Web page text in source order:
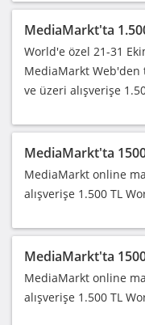
MediaMarkt'ta
World'e özel 21-31
MediaMarkt Web'den
ve üzeri alışverişe
MediaMarkt'ta
MediaMarkt online
alışverişe 1.500 TL
MediaMarkt'ta
MediaMarkt online
alışverişe 1.500 TL